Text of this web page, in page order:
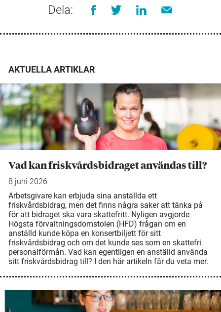
Dela:
AKTUELLA ARTIKLAR
Vad kan friskvårdsbidraget användas till?
8 juni 2026
Arbetsgivare kan erbjuda sina anställda ett
friskvårdsbidrag, men det finns några saker att tänka på
för att bidraget ska vara skattefritt. Nyligen avgjorde
Högsta förvaltningsdomstolen (HFD) frågan om en
anställd kunde köpa en konsertbiljett för sitt
friskvårdsbidrag och om det kunde ses som en skattefri
personalförmån. Vad kan egentligen en anställd använda
sitt friskvårdsbidrag till? I den här artikeln får du veta mer.